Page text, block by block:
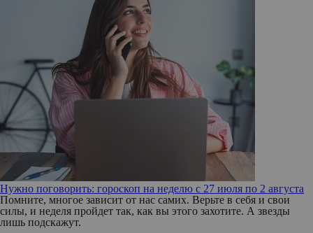
Нужно поговорить: гороскоп на неделю с 27 июля по 2 августа
Помните, многое зависит от нас самих. Верьте в себя и свои
силы, и неделя пройдет так, как вы этого захотите. А звезды
лишь подскажут.